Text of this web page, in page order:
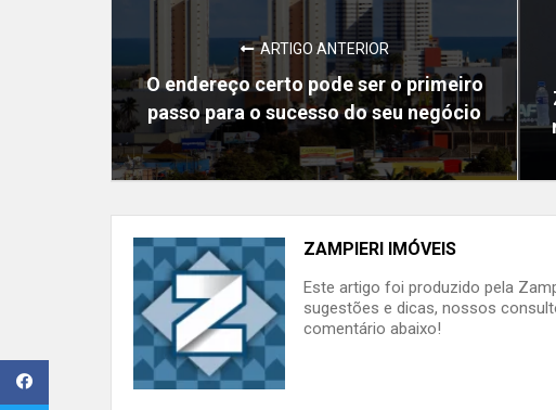
ARTIGO ANTERIOR
O endereço certo pode ser o primeiro
passo para o sucesso do seu negócio
ZAMPIERI IMÓVEIS
Este artigo foi produzido pela
sugestões e dicas, nossos
comentário abaixo!